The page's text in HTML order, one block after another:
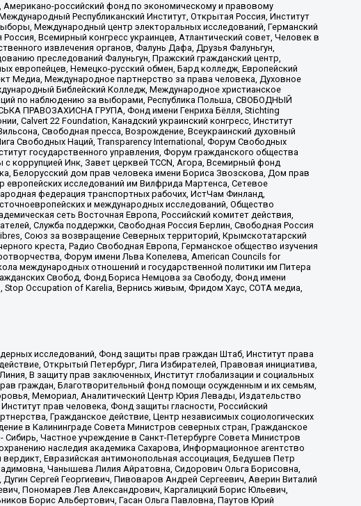
российский фонд по экономическому и правовому
Республиканский Институт, Открытая Россия, Институт
Международный центр электоральных исследований, Германский
Всемирный конгресс украинцев, Атлантический совет, Человек в
извлечения органов, Фалунь Дафа, Друзья Фалуньгун,
преследований Фалуньгун, Пражский гражданский центр,
европейцев, Немецко-русский обмен, Бард колледж, Европейский
Медиа, Международное партнерство за права человека, Духовное
Библейский Колледж, Международное христианское
по наблюдению за выборами, Республика Польша, СВОБОДНЫЙ
ПРАВОЗАХИСНА ГРУПА, Фонд имени Генриха Бёлля, Stichting
Calvert 22 Foundation, Канадский украинский конгресс, Институт
Свободная пресса, Возрождение, Всеукраинский духовный
Свободных Наций, Transparеncy International, Форум Свободных
государственного управления, Форум гражданского общества
коррупцией Инк, Завет церквей TCCN, Агора, Всемирный фонд
Белорусский дом прав человека имени Бориса Звозскова, Дом прав
исследований им Вилфрида Мартенса, Сетевое
федерация транспортных рабочих, ИстЧам Финланд,
и международных исследований, Общество
сеть Восточная Европа, Российский комитет действия,
Служба поддержки, Свободная Россия Берлин, Свободная Россия
Союз за возвращение Северных территорий, Крымскотатарский
креста, Радио Свободная Европа, Германское общество изучения
Форум имени Льва Копелева, American Councils for
международных отношений и государственной политики им Питера
Свобод, Фонд Бориса Немцова за Свободу, Фонд имени
Occupation of Karelia, Вернись живым, Фридом Хаус, СОТА медиа,
исследований, Фонд защиты прав граждан Штаб, Институт права
Открытый Петербург, Лига Избирателей, Правовая инициатива,
В защиту прав заключенных, Институт глобализации и социальных
граждан, Благотворительный фонд помощи осужденным и их семьям,
Мемориал, Аналитический Центр Юрия Левады, Издательство
прав человека, Фонд защиты гласности, Российский
Гражданское действие, Центр независимых социологических
в Калининграде Совета Министров северных стран, Гражданское
Частное учреждение в Санкт-Петербурге Совета Министров
наследия академика Сахарова, Информационное агентство
Евразийская антимонопольная ассоциация, Бедушев Петр
Чанышева Лилия Айратовна, Сидорович Ольга Борисовна,
Сергей Георгиевич, Пивоваров Андрей Сергеевич, Аверин Виталий
Пономарев Лев Александрович, Каргалицкий Борис Юльевич,
Борис Альбертович, Гасан Ольга Павловна, Паутов Юрий